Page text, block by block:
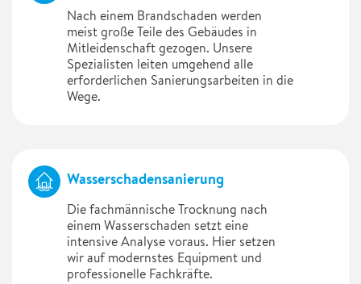
Nach einem Brandschaden werden
meist große Teile des Gebäudes in
Mitleidenschaft gezogen. Unsere
Spezialisten leiten umgehend alle
erforderlichen Sanierungsarbeiten in die
Wege.
Wasserschadensanierung
Die fachmännische Trocknung nach
einem Wasserschaden setzt eine
intensive Analyse voraus. Hier setzen
wir auf modernstes Equipment und
professionelle Fachkräfte.